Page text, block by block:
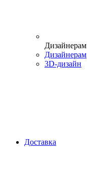
Дизайнерам
Дизайнерам
3D-дизайн
Доставка